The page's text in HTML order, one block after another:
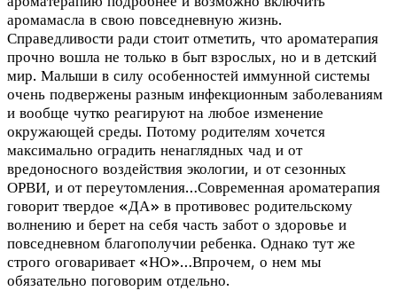
аромамасла в свою повседневную жизнь.
Справедливости ради стоит отметить, что ароматерапия
прочно вошла не только в быт взрослых, но и в детский
мир. Малыши в силу особенностей иммунной системы
очень подвержены разным инфекционным заболеваниям
и вообще чутко реагируют на любое изменение
окружающей среды. Потому родителям хочется
максимально оградить ненаглядных чад и от
вредоносного воздействия экологии, и от сезонных
ОРВИ, и от переутомления…Современная ароматерапия
говорит твердое «ДА» в противовес родительскому
волнению и берет на себя часть забот о здоровье и
повседневном благополучии ребенка. Однако тут же
строго оговаривает «НО»…Впрочем, о нем мы
обязательно поговорим отдельно.